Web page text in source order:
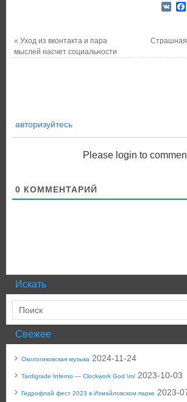
VK
« Уход из вконтакта и пара
мыслей насчет социальности
Страшная
авторизуйтесь
Please login to
0 КОММЕНТАРИЙ
Искать
Свежее
Окологиковская музыка 2024-11-24
Tardigrade Inferno — Clockwork God \m/ 2023-10-03
Гидрофлай фест 2023 в Измайловском парке 2023-